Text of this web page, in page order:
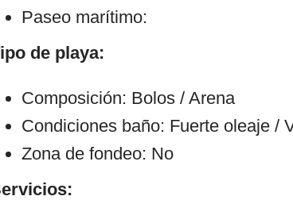
Paseo marítimo:
de playa:
Composición: Bolos / Arena
Condiciones baño: Fuerte oleaje /
Zona de fondeo: No